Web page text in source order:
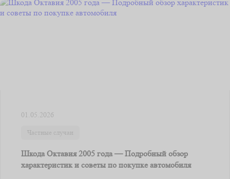
01.05.2026
Частные случаи
Шкода Октавия 2005 года — Подробный обзор
характеристик и советы по покупке автомобиля